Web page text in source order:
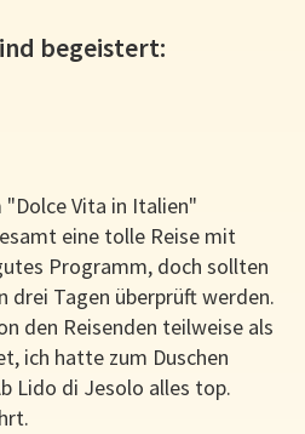
begeistert:
"Dolce Vita in Italien"
eine tolle Reise mit
Programm, doch sollten
drei Tagen überprüft werden.
den Reisenden teilweise als
ich hatte zum Duschen
Lido di Jesolo alles top.